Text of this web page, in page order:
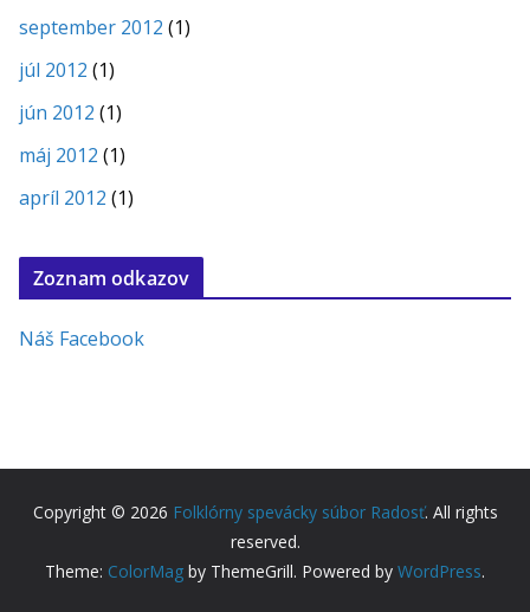
september 2012 (1)
júl 2012 (1)
jún 2012 (1)
máj 2012 (1)
apríl 2012 (1)
Zoznam odkazov
Náš Facebook
Copyright © 2026 Folklórny spevácky súbor Radosť. All rights
reserved.
Theme: ColorMag by ThemeGrill. Powered by WordPress.